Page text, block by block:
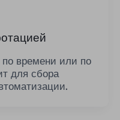
времени или по
для сбора